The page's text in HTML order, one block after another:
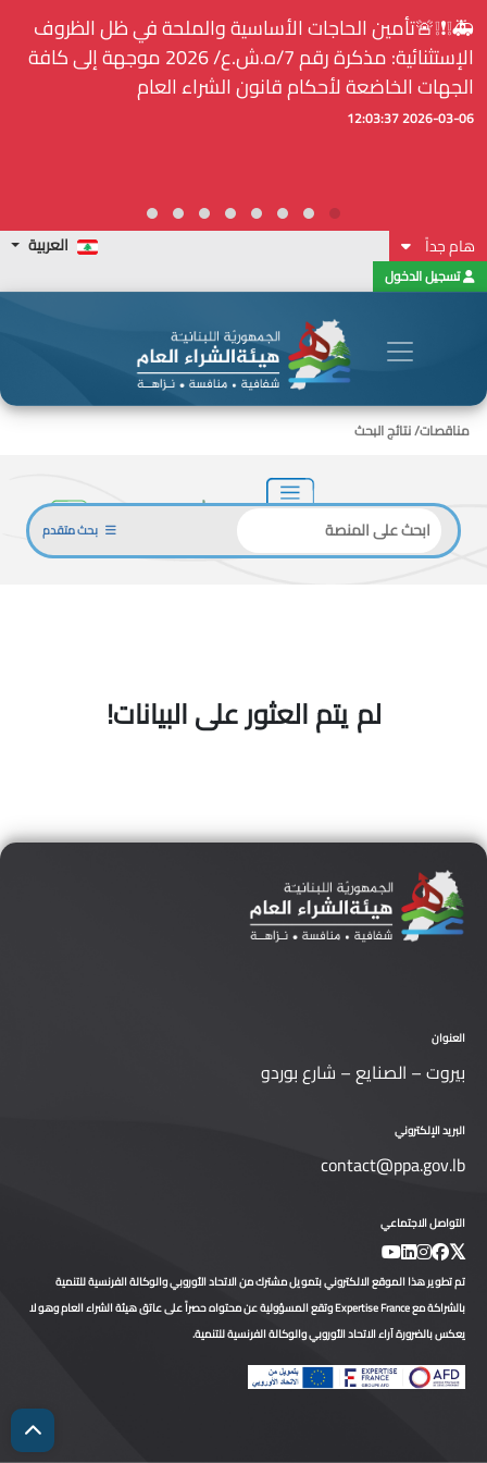
🚑❕❗❕🚨تأمين الحاجات الأساسية والملحة في ظل الظروف
الإستثنائية: مذكرة رقم 7/ه.ش.ع/ 2026 موجهة إلى كافة
الجهات الخاضعة لأحكام قانون الشراء العام
2026-03-06 12:03:37
هام جداً العربية
تسجيل الدخول
مناقصات/ نتائج البحث
بحث متقدم
لم يتم العثور على البيانات!
العنوان
بيروت – الصنايع – شارع بوردو
البريد الإلكتروني
contact@ppa.gov.lb
التواصل الاجتماعي
تم تطوير هذا الموقع الالكتروني بتمويل مشترك من الاتحاد الأوروبي والوكالة الفرنسية للتنمية
بالشراكة مع Expertise France وتقع المسؤولية عن محتواه حصراً على عاتق هيئة الشراء العام وهو لا
يعكس بالضرورة آراء الاتحاد الأوروبي والوكالة الفرنسية للتنمية.